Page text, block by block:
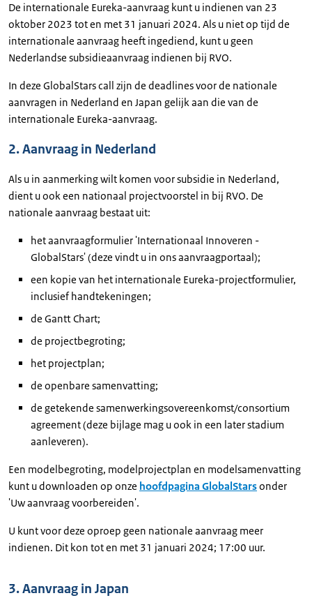
De internationale Eureka-aanvraag kunt u indienen van 23
oktober 2023 tot en met 31 januari 2024. Als u niet op tijd de
internationale aanvraag heeft ingediend, kunt u geen
Nederlandse subsidieaanvraag indienen bij RVO.
In deze GlobalStars call zijn de deadlines voor de nationale
aanvragen in Nederland en Japan gelijk aan die van de
internationale Eureka-aanvraag.
2. Aanvraag in Nederland
Als u in aanmerking wilt komen voor subsidie in Nederland,
dient u ook een nationaal projectvoorstel in bij RVO. De
nationale aanvraag bestaat uit:
het aanvraagformulier 'Internationaal Innoveren -
GlobalStars' (deze vindt u in ons aanvraagportaal);
een kopie van het internationale Eureka-projectformulier,
inclusief handtekeningen;
de Gantt Chart;
de projectbegroting;
het projectplan;
de openbare samenvatting;
de getekende samenwerkingsovereenkomst/consortium
agreement (deze bijlage mag u ook in een later stadium
aanleveren).
Een modelbegroting, modelprojectplan en modelsamenvatting
kunt u downloaden op onze hoofdpagina GlobalStarsonder
'Uw aanvraag voorbereiden'.
U kunt voor deze oproep geen nationale aanvraag meer
indienen. Dit kon tot en met 31 januari 2024; 17:00 uur.
3. Aanvraag in Japan